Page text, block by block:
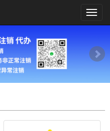
导
航